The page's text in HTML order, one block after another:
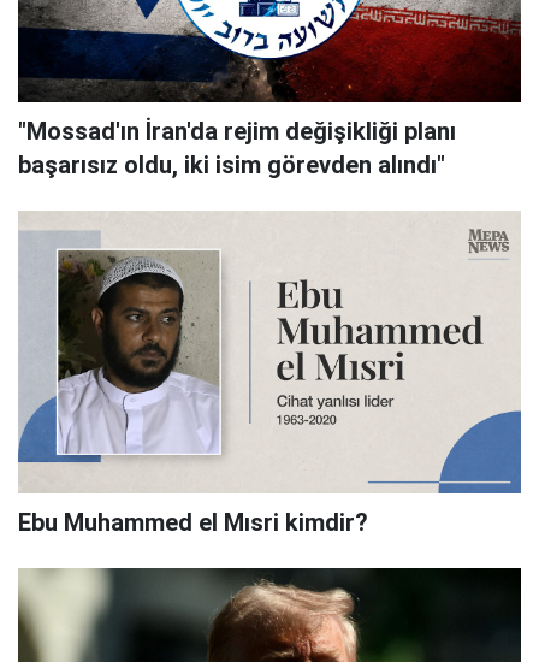
"Mossad'ın İran'da rejim değişikliği planı
başarısız oldu, iki isim görevden alındı"
Ebu Muhammed el Mısri kimdir?